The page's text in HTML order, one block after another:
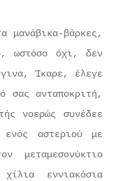
μανάβικα-βάρκες,
ωστόσο όχι, δεν
Ίκαρε, έλεγε
σας ανταποκριτή,
νοερώς συνέδεε
ενός αστεριού με
μεταμεσονύκτιο
εννιακόσια